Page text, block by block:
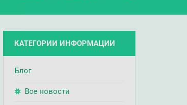
КАТЕГОРИИ ИНФОРМАЦИИ
Блог
Все новости